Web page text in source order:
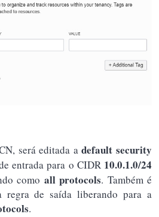
será editada adefault security
entrada para o CIDR 10.0.1.0/24
como all protocols. Também é
regra de saída liberando para a
.